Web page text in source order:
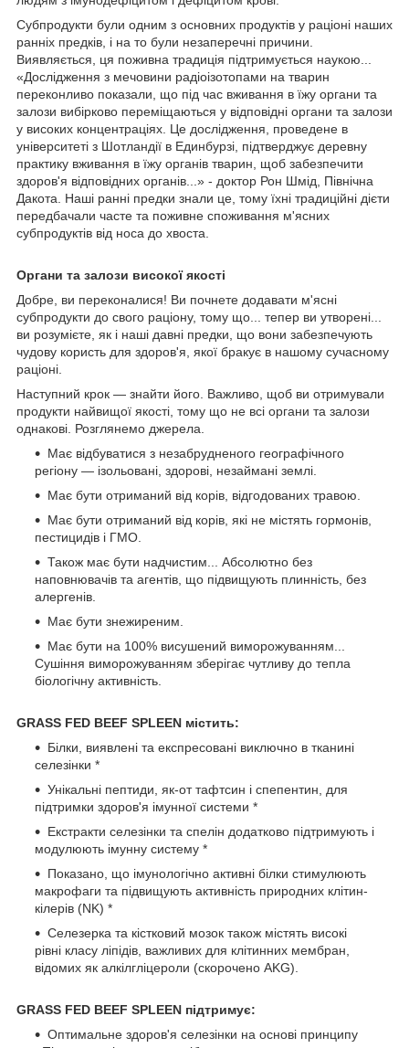
Субпродукти були одним з основних продуктів у раціоні наших
ранніх предків, і на то були незаперечні причини.
Виявляється, ця поживна традиція підтримується наукою...
«Дослідження з мечовини радіоізотопами на тварин
переконливо показали, що під час вживання в їжу органи та
залози вибірково переміщаються у відповідні органи та залози
у високих концентраціях. Це дослідження, проведене в
університеті з Шотландії в Единбурзі, підтверджує деревну
практику вживання в їжу органів тварин, щоб забезпечити
здоров'я відповідних органів...» - доктор Рон Шмід, Північна
Дакота. Наші ранні предки знали це, тому їхні традиційні дієти
передбачали часте та поживне споживання м'ясних
субпродуктів від носа до хвоста.
Органи та залози високої якості
Добре, ви переконалися! Ви почнете додавати м'ясні
субпродукти до свого раціону, тому що... тепер ви утворені...
ви розумієте, як і наші давні предки, що вони забезпечують
чудову користь для здоров'я, якої бракує в нашому сучасному
раціоні.
Наступний крок — знайти його. Важливо, щоб ви отримували
продукти найвищої якості, тому що не всі органи та залози
однакові. Розглянемо джерела.
Має відбуватися з незабрудненого географічного
регіону — ізольовані, здорові, незаймані землі.
Має бути отриманий від корів, відгодованих травою.
Має бути отриманий від корів, які не містять гормонів,
пестицидів і ГМО.
Також має бути надчистим... Абсолютно без
наповнювачів та агентів, що підвищують плинність, без
алергенів.
Має бути знежиреним.
Має бути на 100% висушений виморожуванням...
Сушіння виморожуванням зберігає чутливу до тепла
біологічну активність.
GRASS FED BEEF SPLEEN містить:
Білки, виявлені та експресовані виключно в тканині
селезінки *
Унікальні пептиди, як-от тафтсин і спепентин, для
підтримки здоров'я імунної системи *
Екстракти селезінки та спелін додатково підтримують і
модулюють імунну систему *
Показано, що імунологічно активні білки стимулюють
макрофаги та підвищують активність природних клітин-
кілерів (NK) *
Селезерка та кістковий мозок також містять високі
рівні класу ліпідів, важливих для клітинних мембран,
відомих як алкілгліцероли (скорочено AKG).
GRASS FED BEEF SPLEEN підтримує:
Оптимальне здоров'я селезінки на основі принципу